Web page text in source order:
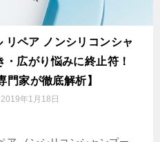
リペア ノンシリコンシャ
広がり悩みに終止符！
門家が徹底解析】
2019年1月18日